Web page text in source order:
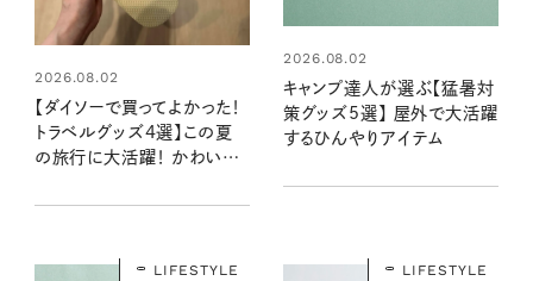
2026.08.02
【ダイソーで買ってよかった！
トラベルグッズ4選】この夏
の旅行に大活躍！ かわいく
テム
2026.08.02
キャンプ達人が選ぶ【猛暑対
策グッズ5選】 屋外で大活躍
するひんやりアイテム
LIFESTYLE LIFESTYLE